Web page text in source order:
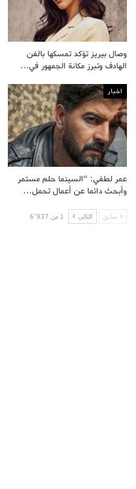
وصال بيريز تؤكد تمسكها بالفن
الهادف وتبرز مكانة الجمهور في…
اخبار
عمر لطفي: “السينما حلم مستمر
وأبحث دائما عن أعمال تحمل…
سابق التالى 1 من 6٬937